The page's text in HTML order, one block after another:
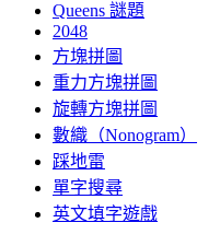
Queens 謎題
2048
方塊拼圖
重力方塊拼圖
旋轉方塊拼圖
數織（Nonogram）
踩地雷
單字搜尋
英文填字遊戲